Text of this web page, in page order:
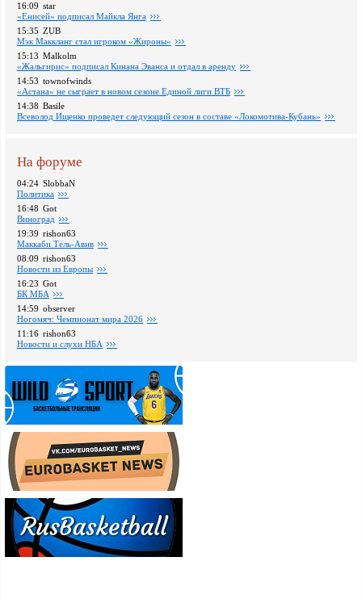
16:09 star
«Енисей» подписал Майкла Янга
15:35 ZUB
Мэк Маккланг стал игроком «Жироны»
15:13 Malkolm
«Жальгирис» подписал Кинана Эванса и отдал в аренду
14:53 townofwinds
«Астана» не сыграет в новом сезоне Единой лиги ВТБ
14:38 Basile
Всеволод Ищенко проведет следующий сезон в составе «Локомотива-Кубань»
На форуме
04:24 SlobbaN
Политика
16:48 Got
Виноград
19:39 rishon63
Маккаби Тель-Авив
08:09 rishon63
Новости из Европы
16:23 Got
БК МБА
14:59 observer
Ногомяч: Чемпионат мира 2026
11:16 rishon63
Новости и слухи НБА